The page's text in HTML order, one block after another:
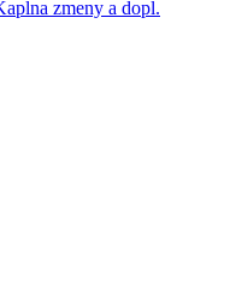
zmeny a dopl.